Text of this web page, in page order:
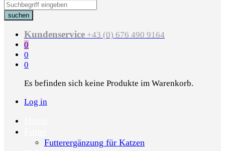
suchen
Kundenservice +43 (0) 676 490 9164
0
0
0
Es befinden sich keine Produkte im Warenkorb.
Log in
Futterergänzung für Katzen